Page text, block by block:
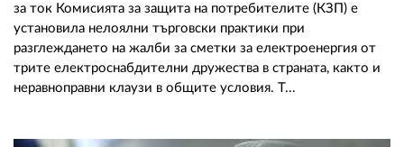
за ток Комисията за защита на потребителите (КЗП) е
установила нелоялни търговски практики при
разглеждането на жалби за сметки за електроенергия от
трите електроснабдителни дружества в страната, както и
неравноправни клаузи в общите условия. Т...